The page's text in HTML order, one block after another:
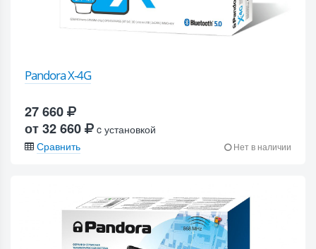
Pandora X-4G
27 660
от 32 660
c установкой
Сравнить
Нет в наличии